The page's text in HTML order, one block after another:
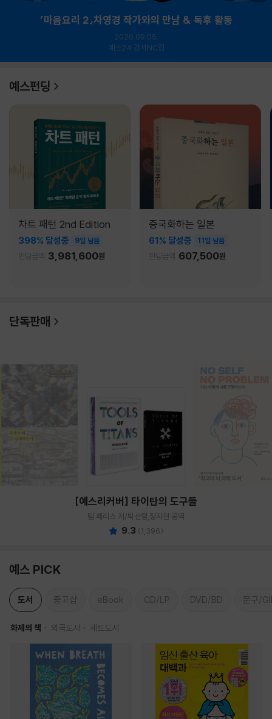
『마음요리 2』차영경 작가와의 만남 & 독후 활동
2026.09.05.
예스24 강서NC점
예스펀딩
차트 패턴 2nd Edition
398% 달성중 9일 남음
펀딩금액 3,981,600원
중국화하는 일본
61% 달성중 11일 남음
펀딩금액 607,500원
단독판매
[예스리커버] 타이탄의 도구들
팀 페리스 저/박선령,정지현 공역
9.3 (1,396)
예스 PICK
도서 중고샵 eBook CD/LP DVD/BD 문구/
화제의 책 외국도서 세트도서